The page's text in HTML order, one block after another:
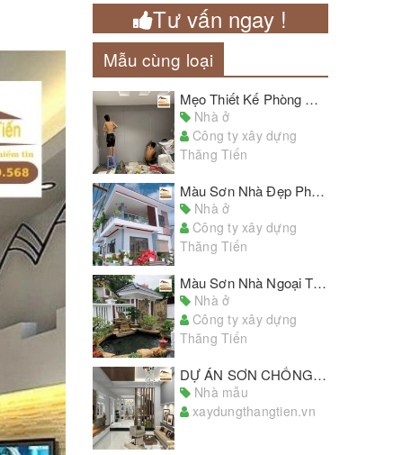
Tư vấn ngay !
Mẫu cùng loại
Mẹo Thiết Kế Phòng Ngủ Với Giấy Dán Tường Đẹp Chủ Nhà Cần Lưu Ý
Nhà ở
Công ty xây dựng
Thăng Tiến
Màu Sơn Nhà Đẹp Phòng Khách Hiện Đại Phù Hợp Với Nhiều Kiểu Nhà
Nhà ở
Công ty xây dựng
Thăng Tiến
Màu Sơn Nhà Ngoại Thất Đẹp Cho Tổ Ấm Thân Yêu Của Bạn
Nhà ở
Công ty xây dựng
Thăng Tiến
DỰ ÁN SƠN CHỐNG THẤM NGOÀI TRỜI THỰC TẾ 2020, ĐÁNH GIÁ CÔNG KHAI TỪ KHÁCH HÀNG
Nhà mẫu
xaydungthangtien.vn